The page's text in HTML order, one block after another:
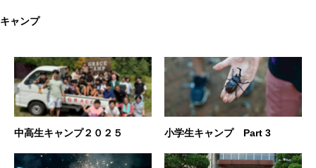
キャンプ
中高生キャンプ２０２５ 小学生キャンプ Part 3